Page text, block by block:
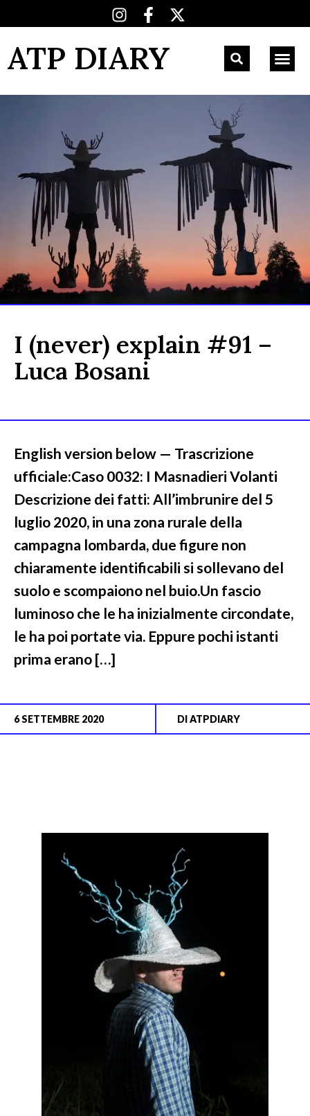
ATP DIARY
I (never) explain #91 –
Luca Bosani
English version below — Trascrizione
ufficiale:Caso 0032: I Masnadieri Volanti
Descrizione dei fatti: All’imbrunire del 5
luglio 2020, in una zona rurale della
campagna lombarda, due figure non
chiaramente identificabili si sollevano del
suolo e scompaiono nel buio.Un fascio
luminoso che le ha inizialmente circondate,
le ha poi portate via. Eppure pochi istanti
prima erano […]
6 SETTEMBRE 2020 DIATPDIARY